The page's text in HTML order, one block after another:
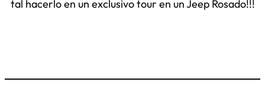
tal hacerlo en un exclusivo tour en un Jeep Rosado!!!